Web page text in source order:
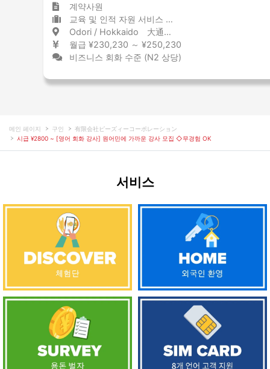
계약사원
교육 및 인적 자원 서비스 외국어 학원
Odori / Hokkaido 大通 / 北海道
월급 ¥230,230 ～ ¥250,230
비즈니스 회화 수준 (N2 상당)
메인 페이지 구인
有限会社ピーズィーコーポレーション
시급 ¥2800 ~ [영어 회화 강사] 원어민에 가까운 강사 모집 ◇무경험 OK
서비스